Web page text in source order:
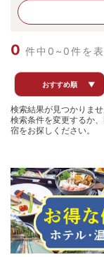
0 件中0~0件を
おすすめ順 ▼
検索結果が見つかりませ
検索条件を変更するか
宿をお探しください。